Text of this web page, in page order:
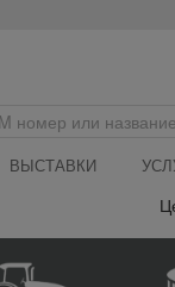
ВЫСТАВКИ